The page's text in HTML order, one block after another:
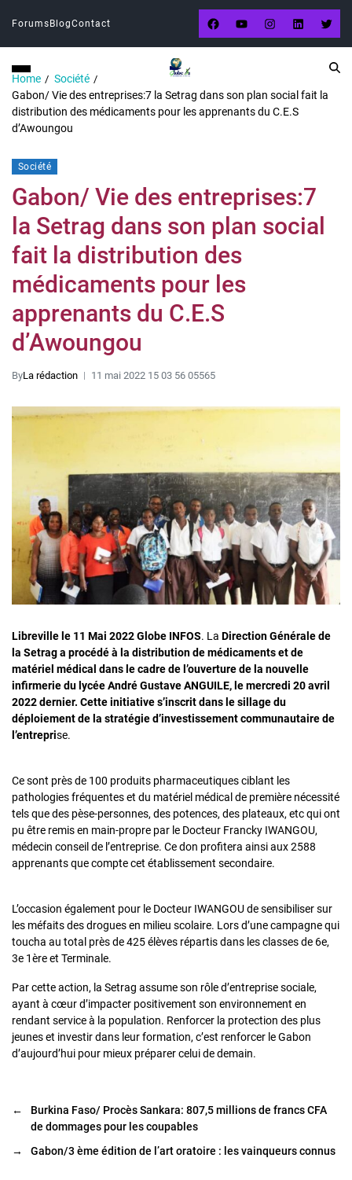
Forums BlogContact
Home
Société
Gabon/ Vie des entreprises:7 la Setrag dans son plan social fait la
distribution des médicaments pour les apprenants du C.E.S
d’Awoungou
Société
Gabon/ Vie des entreprises:7
la Setrag dans son plan social
fait la distribution des
médicaments pour les
apprenants du C.E.S
d’Awoungou
ByLa rédaction 11 mai 2022 15 03 56 05565
Libreville le 11 Mai 2022 Globe INFOS. La Direction Générale de
la Setrag a procédé à la distribution de médicaments et de
matériel médical dans le cadre de l’ouverture de la nouvelle
infirmerie du lycée André Gustave ANGUILE, le mercredi 20 avril
2022 dernier. Cette initiative s’inscrit dans le sillage du
déploiement de la stratégie d’investissement communautaire de
l’entreprise.
Ce sont près de 100 produits pharmaceutiques ciblant les
pathologies fréquentes et du matériel médical de première nécessité
tels que des pèse-personnes, des potences, des plateaux, etc qui ont
pu être remis en main-propre par le Docteur Francky IWANGOU,
médecin conseil de l’entreprise. Ce don profitera ainsi aux 2588
apprenants que compte cet établissement secondaire.
L’occasion également pour le Docteur IWANGOU de sensibiliser sur
les méfaits des drogues en milieu scolaire. Lors d’une campagne qui
toucha au total près de 425 élèves répartis dans les classes de 6e,
3e 1ère et Terminale.
Par cette action, la Setrag assume son rôle d’entreprise sociale,
ayant à cœur d’impacter positivement son environnement en
rendant service à la population. Renforcer la protection des plus
jeunes et investir dans leur formation, c’est renforcer le Gabon
d’aujourd’hui pour mieux préparer celui de demain.
←
Burkina Faso/ Procès Sankara: 807,5 millions de francs CFA
de dommages pour les coupables
→
Gabon/3 ème édition de l’art oratoire : les vainqueurs connus